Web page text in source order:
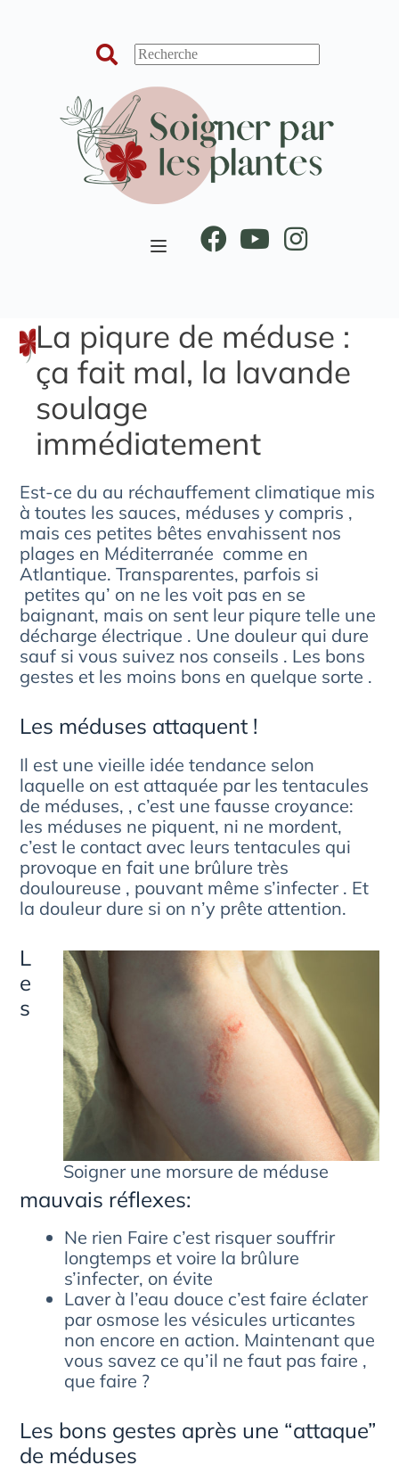
La piqure de méduse :
ça fait mal, la lavande
soulage
immédiatement
Est-ce du au réchauffement climatique mis
à toutes les sauces, méduses y compris ,
mais ces petites bêtes envahissent nos
plages en Méditerranée comme en
Atlantique. Transparentes, parfois si
petites qu’ on ne les voit pas en se
baignant, mais on sent leur piqure telle une
décharge électrique . Une douleur qui dure
sauf si vous suivez nos conseils . Les bons
gestes et les moins bons en quelque sorte .
Les méduses attaquent !
Il est une vieille idée tendance selon
laquelle on est attaquée par les tentacules
de méduses, , c’est une fausse croyance:
les méduses ne piquent, ni ne mordent,
c’est le contact avec leurs tentacules qui
provoque en fait une brûlure très
douloureuse , pouvant même s’infecter . Et
la douleur dure si on n’y prête attention.
Soigner une morsure de méduse
L
e
s
mauvais réflexes:
Ne rien Faire c’est risquer souffrir
longtemps et voire la brûlure
s’infecter, on évite
Laver à l’eau douce c’est faire éclater
par osmose les vésicules urticantes
non encore en action. Maintenant que
vous savez ce qu’il ne faut pas faire ,
que faire ?
Les bons gestes après une “attaque”
de méduses